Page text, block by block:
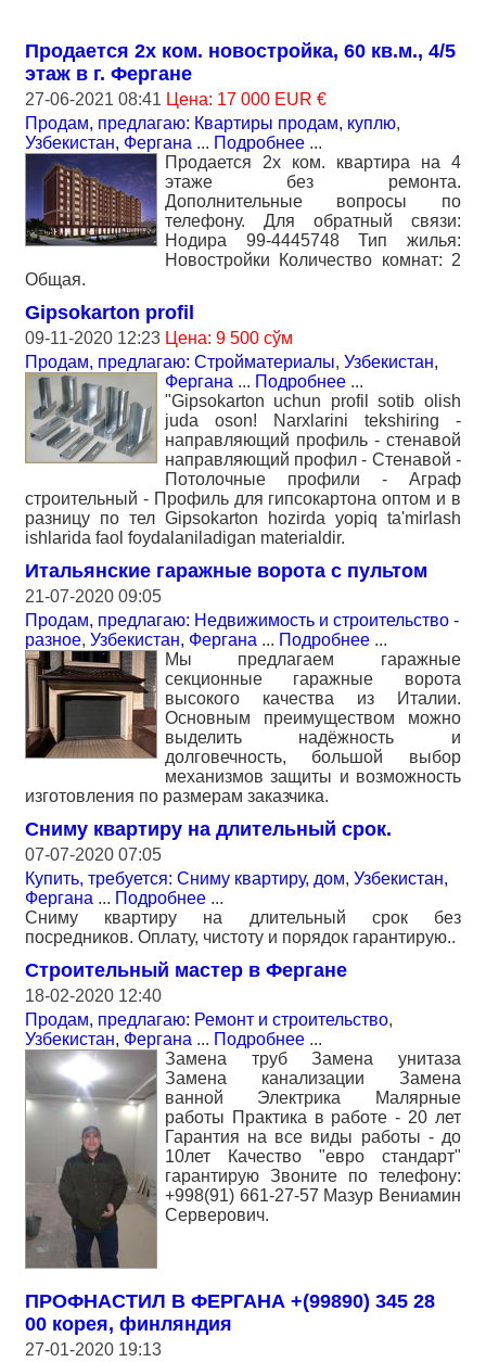
Продается 2х ком. новостройка, 60 кв.м., 4/5
этаж в г. Фергане
27-06-2021 08:41 Цена: 17 000 EUR €
Продам, предлагаю: Квартиры продам, куплю,
Узбекистан, Фергана ... Подробнее ...
Продается 2х ком. квартира на 4
этаже без ремонта.
Дополнительные вопросы по
телефону. Для обратный связи:
Нодира 99-4445748 Тип жилья:
Новостройки Количество комнат: 2
Общая.
Gipsokarton profil
09-11-2020 12:23 Цена: 9 500 сўм
Продам, предлагаю: Стройматериалы, Узбекистан,
Фергана ... Подробнее ...
"Gipsokarton uchun profil sotib olish
juda oson! Narxlarini tekshiring -
направляющий профиль - стенавой
направляющий профил - Стенавой -
Потолочные профили - Аграф
строительный - Профиль для гипсокартона оптом и в
разницу по тел Gipsokarton hozirda yopiq ta'mirlash
ishlarida faol foydalaniladigan materialdir.
Итальянские гаражные ворота с пультом
21-07-2020 09:05
Продам, предлагаю: Недвижимость и строительство -
разное, Узбекистан, Фергана ... Подробнее ...
Мы предлагаем гаражные
секционные гаражные ворота
высокого качества из Италии.
Основным преимуществом можно
выделить надёжность и
долговечность, большой выбор
механизмов защиты и возможность
изготовления по размерам заказчика.
Сниму квартиру на длительный срок.
07-07-2020 07:05
Купить, требуется: Сниму квартиру, дом, Узбекистан,
Фергана ... Подробнее ...
Сниму квартиру на длительный срок без
посредников. Оплату, чистоту и порядок гарантирую..
Строительный мастер в Фергане
18-02-2020 12:40
Продам, предлагаю: Ремонт и строительство,
Узбекистан, Фергана ... Подробнее ...
Замена труб Замена унитаза
Замена канализации Замена
ванной Электрика Малярные
работы Практика в работе - 20 лет
Гарантия на все виды работы - до
10лет Качество "евро стандарт"
гарантирую Звоните по телефону:
+998(91) 661-27-57 Мазур Вениамин
Серверович.
ПРОФНАСТИЛ В ФЕРГАНА +(99890) 345 28
00 корея, финляндия
27-01-2020 19:13